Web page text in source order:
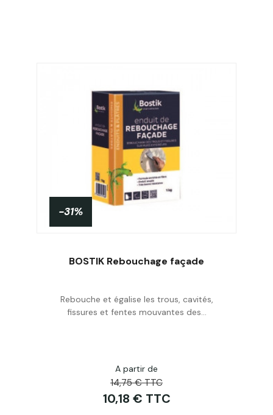
Personnaliser
-31%
BOSTIK Rebouchage façade
Rebouche et égalise les trous, cavités,
fissures et fentes mouvantes des...
A partir de
14,75 € TTC
10,18 € TTC